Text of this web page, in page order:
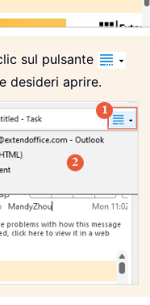
sul pulsante
desideri aprire.